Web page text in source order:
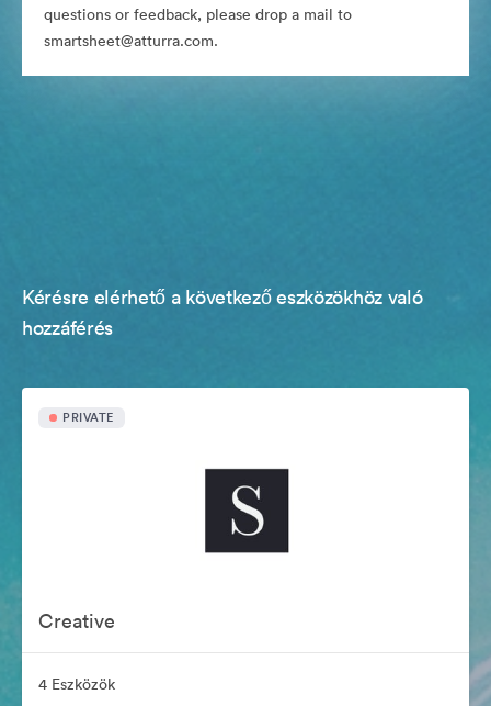
questions or feedback, please drop a mail to
smartsheet@atturra.com.
Kérésre elérhető a következő eszközökhöz való
hozzáférés
PRIVATE
Creative
4 Eszközök